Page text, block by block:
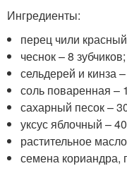
Ингредиенты:
перец чили
чеснок – 8 зубчиков;
сельдерей и кинза
соль поваренная –
сахарный песок –
уксус яблочный –
растительное
семена кориандра,